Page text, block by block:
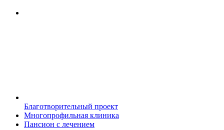
Благотворительный проект
Многопрофильная клиника
Пансион с лечением